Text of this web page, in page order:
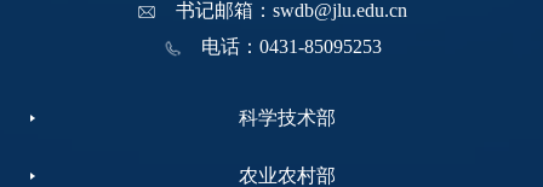
书记邮箱：swdb@jlu.edu.cn
电话：0431-85095253
科学技术部
农业农村部